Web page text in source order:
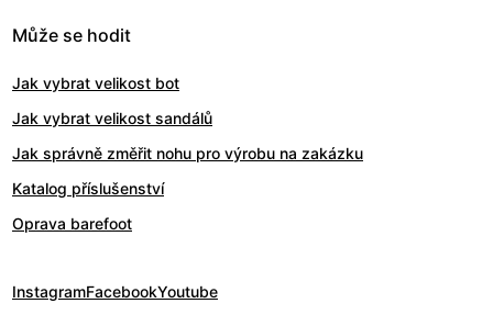
Může se hodit
Jak vybrat velikost bot
Jak vybrat velikost sandálů
Jak správně změřit nohu pro výrobu na zakázku
Katalog příslušenství
Oprava barefoot
InstagramFacebookYoutube